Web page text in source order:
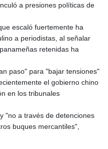
30.88171
150.649793
364.625083
3.46629
0.856077
109.809273
a presiones políticas de
escaló fuertemente ha
a periodistas, al señalar
retenidas ha
paso" para "bajar tensiones"
el gobierno chino
en los tribunales
"no a través de detenciones
buques mercantiles",